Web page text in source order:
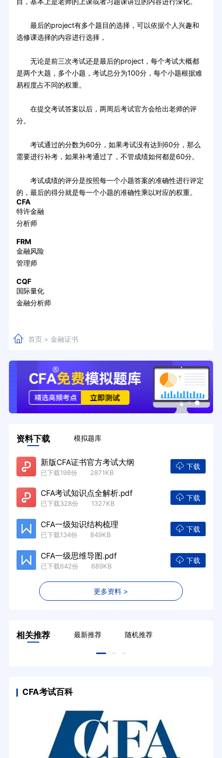
最后的project有多个题目的选择，可以依据个人兴趣和
选修课选择的内容进行选择，
无论是前三次考试还是最后的project，每个考试大概都
是两个大题，多个小题，考试总分为100分，每个小题根据难
易程度占不同的权重。
在提交考试答案以后，两周后考试官方会给出老师的评
分。
考试通过的分数为60分，如果考试没有达到60分，那么
需要进行补考，如果补考通过了，不管成绩如何都是60分。
考试成绩的评分是按照每一个小题答案的准确性进行评定
的，最后的得分就是每一个小题的准确性乘以对应的权重。
CFA
特许金融
分析师
FRM
金融风险
管理师
CQF
国际量化
金融分析师
首页> 金融证书
资料下载 模拟题库
新版CFA证书官方考试大纲
已下载198份 2871KB
下载
CFA考试知识点全解析.pdf
已下载328份 1327KB
下载
CFA一级知识结构梳理
已下载134份 849KB
下载
CFA一级思维导图.pdf
已下载642份 689KB
下载
更多资料 >
相关推荐 最新推荐 随机推荐
CFA考试百科